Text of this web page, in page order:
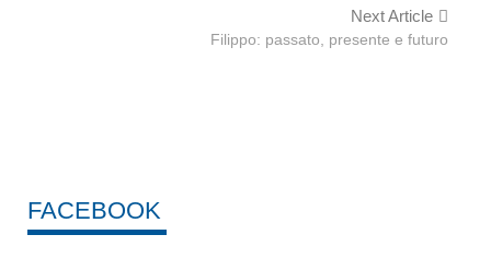
Next Article
Filippo: passato, presente e futuro
FACEBOOK